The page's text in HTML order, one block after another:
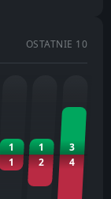
OSTATNIE 10
1
1
1
2
3
4